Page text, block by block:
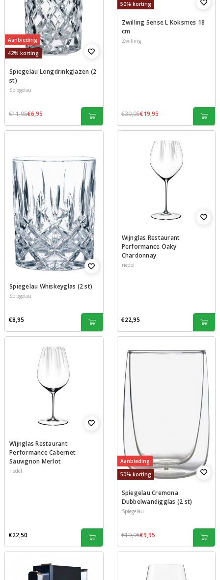
Aanbieding
42% korting
Spiegelau Longdrinkglazen (2
st)
Spiegelau
€11,95€6,95
50% korting
Zwilling Sense L Koksmes 18
cm
Zwilling
€39,95€19,95
Spiegelau Whiskeyglas (2 st)
Spiegelau
€8,95
Wijnglas Restaurant
Performance Oaky
Chardonnay
riedel
€22,95
Wijnglas Restaurant
Performance Cabernet
Sauvignon Merlot
riedel
€22,50
Aanbieding
50% korting
Spiegelau Cremona
Dubbelwandigglas (2 st)
Spiegelau
€19,95€9,95